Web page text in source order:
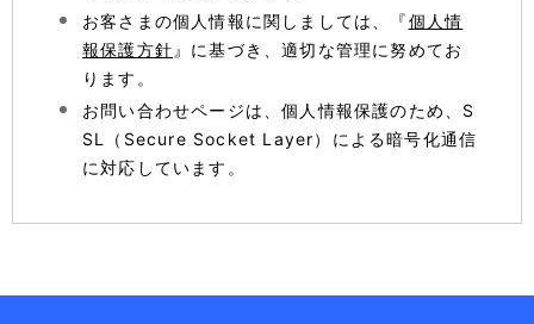
お客さまの個人情報に関しましては、『個人情
報保護方針 』に基づき、適切な管理に努めてお
ります。
お問い合わせページは、個人情報保護のため、S
SL（Secure Socket Layer）による暗号化通信
に対応しています。